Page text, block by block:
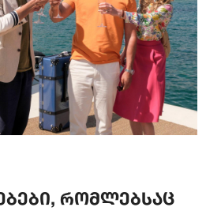
რომლებსაც